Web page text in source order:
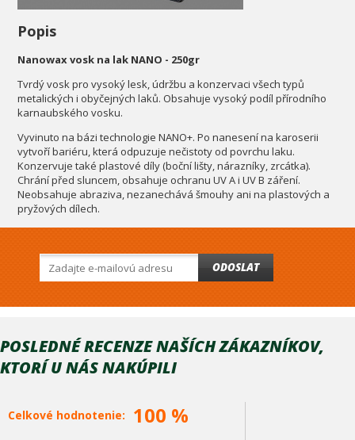
Popis
Nanowax vosk na lak NANO - 250gr
Tvrdý vosk pro vysoký lesk, údržbu a konzervaci všech typů
metalických i obyčejných laků. Obsahuje vysoký podíl přírodního
karnaubského vosku.
Vyvinuto na bázi technologie NANO+. Po nanesení na karoserii
vytvoří bariéru, která odpuzuje nečistoty od povrchu laku.
Konzervuje také plastové díly (boční lišty, nárazníky, zrcátka).
Chrání před sluncem, obsahuje ochranu UV A i UV B záření.
Neobsahuje abraziva, nezanechává šmouhy ani na plastových a
pryžových dílech.
ODOSLAT
POSLEDNÉ RECENZE NAŠÍCH ZÁKAZNÍKOV,
KTORÍ U NÁS NAKÚPILI
Celkové hodnotenie: 100 %